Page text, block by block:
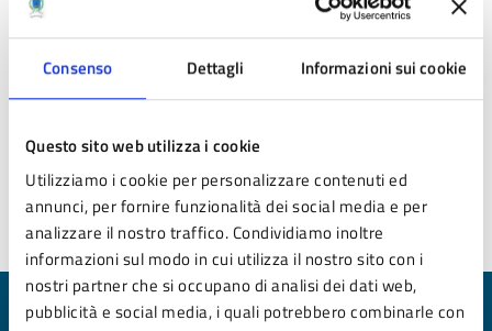
Consenso Dettagli Informazioni sui cookie
Questo sito web utilizza i cookie
Utilizziamo i cookie per personalizzare contenuti ed
annunci, per fornire funzionalità dei social media e per
analizzare il nostro traffico. Condividiamo inoltre
informazioni sul modo in cui utilizza il nostro sito con i
nostri partner che si occupano di analisi dei dati web,
pubblicità e social media, i quali potrebbero combinarle con
Unità Operativa Sistemi Informativi
(+39) 053629918
mc.gandolfi@comune.pavullo-nel-frignano.mo.it
Ultimo aggiornamento:13/01/2026 17:16